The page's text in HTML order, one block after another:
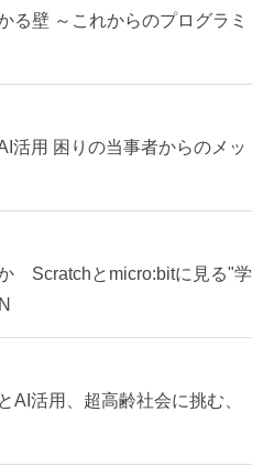
る壁 ～これからのプログラミ
活用 困りの当事者からのメッ
Scratchとmicro:bitに見る"学
AI活用、超高齢社会に挑む、